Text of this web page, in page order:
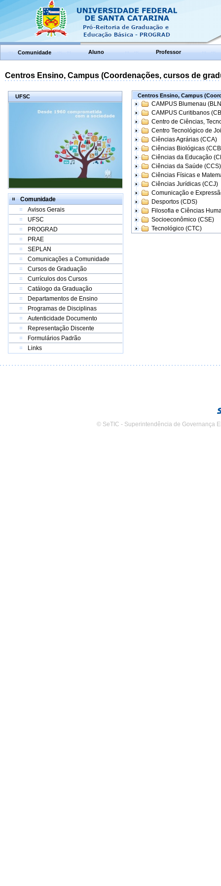
Comunidade Aluno Professor
Centros Ensino, Campus (Coordenações, cursos de
UFSC
Comunidade
Avisos Gerais
UFSC
PROGRAD
PRAE
SEPLAN
Comunicações a Comunidade
Cursos de Graduação
Currículos dos Cursos
Catálogo da Graduação
Departamentos de Ensino
Programas de Disciplinas
Autenticidade Documento
Representação Discente
Formulários Padrão
Links
Centros Ensino, Campus
CAMPUS Blumenau
CAMPUS Curitibanos
Centro de Ciências,
Centro Tecnológico de
Ciências Agrárias (CCA)
Ciências Biológicas
Ciências da Educação
Ciências da Saúde (CCS)
Ciências Físicas e
Ciências Jurídicas (CCJ)
Comunicação e
Desportos (CDS)
Filosofia e Ciências
Socioeconômico (CSE)
Tecnológico (CTC)
© SeTIC - Superintendência de Governança